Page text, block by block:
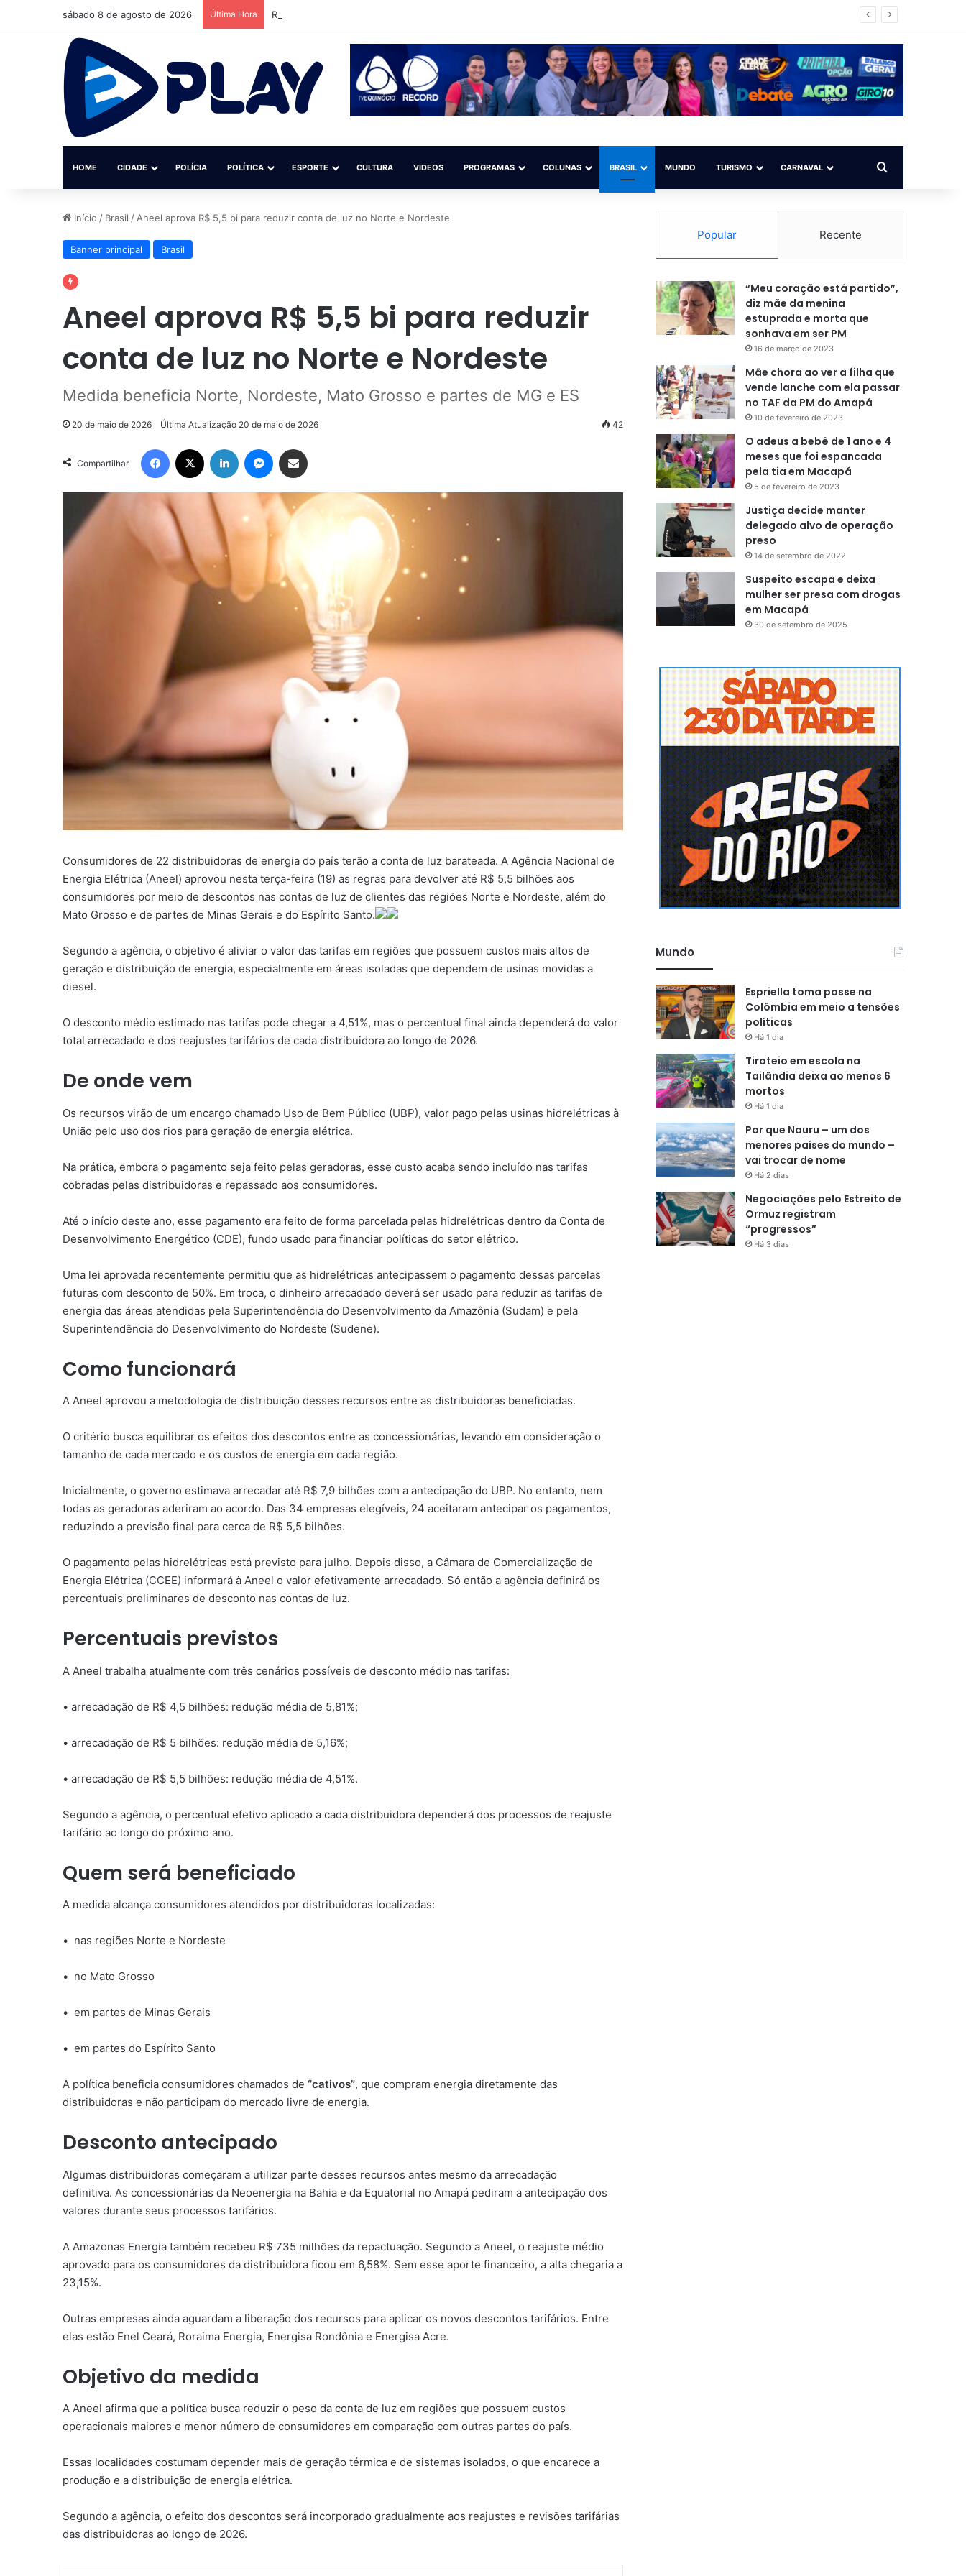
sábado 8 de agosto de 2026 Última Hora Retiradas da poupança superam depósitos em R$ 7,15 bilhões em julho
HOME CIDADE POLÍCIA POLÍTICA ESPORTE CULTURA VIDEOS PROGRAMAS COLUNAS BRASIL MUNDO TURISMO CARNAVAL Procurar por
Início / Brasil / Aneel aprova R$ 5,5 bi para reduzir conta de luz no Norte e Nordeste
Banner principal Brasil
Aneel aprova R$ 5,5 bi para reduzir
conta de luz no Norte e Nordeste
Medida beneficia Norte, Nordeste, Mato Grosso e partes de MG e ES
20 de maio de 2026 Última Atualização 20 de maio de 2026 42
Compartilhar
Facebook Linkedin Messenger
Consumidores de 22 distribuidoras de energia do país terão a conta de luz barateada. A Agência Nacional de
Energia Elétrica (Aneel) aprovou nesta terça-feira (19) as regras para devolver até R$ 5,5 bilhões aos
consumidores por meio de descontos nas contas de luz de clientes das regiões Norte e Nordeste, além do
Mato Grosso e de partes de Minas Gerais e do Espírito Santo.
Segundo a agência, o objetivo é aliviar o valor das tarifas em regiões que possuem custos mais altos de
geração e distribuição de energia, especialmente em áreas isoladas que dependem de usinas movidas a
diesel.
O desconto médio estimado nas tarifas pode chegar a 4,51%, mas o percentual final ainda dependerá do valor
total arrecadado e dos reajustes tarifários de cada distribuidora ao longo de 2026.
De onde vem
Os recursos virão de um encargo chamado Uso de Bem Público (UBP), valor pago pelas usinas hidrelétricas à
União pelo uso dos rios para geração de energia elétrica.
Na prática, embora o pagamento seja feito pelas geradoras, esse custo acaba sendo incluído nas tarifas
cobradas pelas distribuidoras e repassado aos consumidores.
Até o início deste ano, esse pagamento era feito de forma parcelada pelas hidrelétricas dentro da Conta de
Desenvolvimento Energético (CDE), fundo usado para financiar políticas do setor elétrico.
Uma lei aprovada recentemente permitiu que as hidrelétricas antecipassem o pagamento dessas parcelas
futuras com desconto de 50%. Em troca, o dinheiro arrecadado deverá ser usado para reduzir as tarifas de
energia das áreas atendidas pela Superintendência do Desenvolvimento da Amazônia (Sudam) e pela
Superintendência do Desenvolvimento do Nordeste (Sudene).
Como funcionará
A Aneel aprovou a metodologia de distribuição desses recursos entre as distribuidoras beneficiadas.
O critério busca equilibrar os efeitos dos descontos entre as concessionárias, levando em consideração o
tamanho de cada mercado e os custos de energia em cada região.
Inicialmente, o governo estimava arrecadar até R$ 7,9 bilhões com a antecipação do UBP. No entanto, nem
todas as geradoras aderiram ao acordo. Das 34 empresas elegíveis, 24 aceitaram antecipar os pagamentos,
reduzindo a previsão final para cerca de R$ 5,5 bilhões.
O pagamento pelas hidrelétricas está previsto para julho. Depois disso, a Câmara de Comercialização de
Energia Elétrica (CCEE) informará à Aneel o valor efetivamente arrecadado. Só então a agência definirá os
percentuais preliminares de desconto nas contas de luz.
Percentuais previstos
A Aneel trabalha atualmente com três cenários possíveis de desconto médio nas tarifas:
• arrecadação de R$ 4,5 bilhões: redução média de 5,81%;
• arrecadação de R$ 5 bilhões: redução média de 5,16%;
• arrecadação de R$ 5,5 bilhões: redução média de 4,51%.
Segundo a agência, o percentual efetivo aplicado a cada distribuidora dependerá dos processos de reajuste
tarifário ao longo do próximo ano.
Quem será beneficiado
A medida alcança consumidores atendidos por distribuidoras localizadas:
• nas regiões Norte e Nordeste
• no Mato Grosso
• em partes de Minas Gerais
• em partes do Espírito Santo
A política beneficia consumidores chamados de “cativos”, que compram energia diretamente das
distribuidoras e não participam do mercado livre de energia.
Desconto antecipado
Algumas distribuidoras começaram a utilizar parte desses recursos antes mesmo da arrecadação
definitiva. As concessionárias da Neoenergia na Bahia e da Equatorial no Amapá pediram a antecipação dos
valores durante seus processos tarifários.
A Amazonas Energia também recebeu R$ 735 milhões da repactuação. Segundo a Aneel, o reajuste médio
aprovado para os consumidores da distribuidora ficou em 6,58%. Sem esse aporte financeiro, a alta chegaria a
23,15%.
Outras empresas ainda aguardam a liberação dos recursos para aplicar os novos descontos tarifários. Entre
elas estão Enel Ceará, Roraima Energia, Energisa Rondônia e Energisa Acre.
Objetivo da medida
A Aneel afirma que a política busca reduzir o peso da conta de luz em regiões que possuem custos
operacionais maiores e menor número de consumidores em comparação com outras partes do país.
Essas localidades costumam depender mais de geração térmica e de sistemas isolados, o que encarece a
produção e a distribuição de energia elétrica.
Segundo a agência, o efeito dos descontos será incorporado gradualmente aos reajustes e revisões tarifárias
das distribuidoras ao longo de 2026.
Popular Recente
“Meu coração está partido”,
diz mãe da menina
estuprada e morta que
sonhava em ser PM
16 de março de 2023
Mãe chora ao ver a filha que
vende lanche com ela passar
no TAF da PM do Amapá
10 de fevereiro de 2023
O adeus a bebê de 1 ano e 4
meses que foi espancada
pela tia em Macapá
5 de fevereiro de 2023
Justiça decide manter
delegado alvo de operação
preso
14 de setembro de 2022
Suspeito escapa e deixa
mulher ser presa com drogas
em Macapá
30 de setembro de 2025
Mundo
Espriella toma posse na
Colômbia em meio a tensões
políticas
Há 1 dia
Tiroteio em escola na
Tailândia deixa ao menos 6
mortos
Há 1 dia
Por que Nauru – um dos
menores países do mundo –
vai trocar de nome
Há 2 dias
Negociações pelo Estreito de
Ormuz registram
“progressos”
Há 3 dias